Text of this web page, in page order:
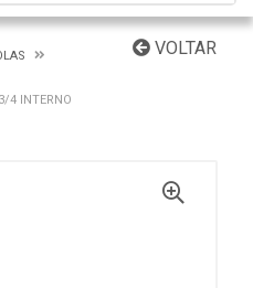
VOLTAR
4 INTERNO